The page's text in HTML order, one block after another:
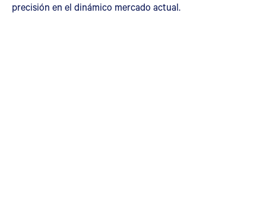
precisión en el dinámico mercado actual.